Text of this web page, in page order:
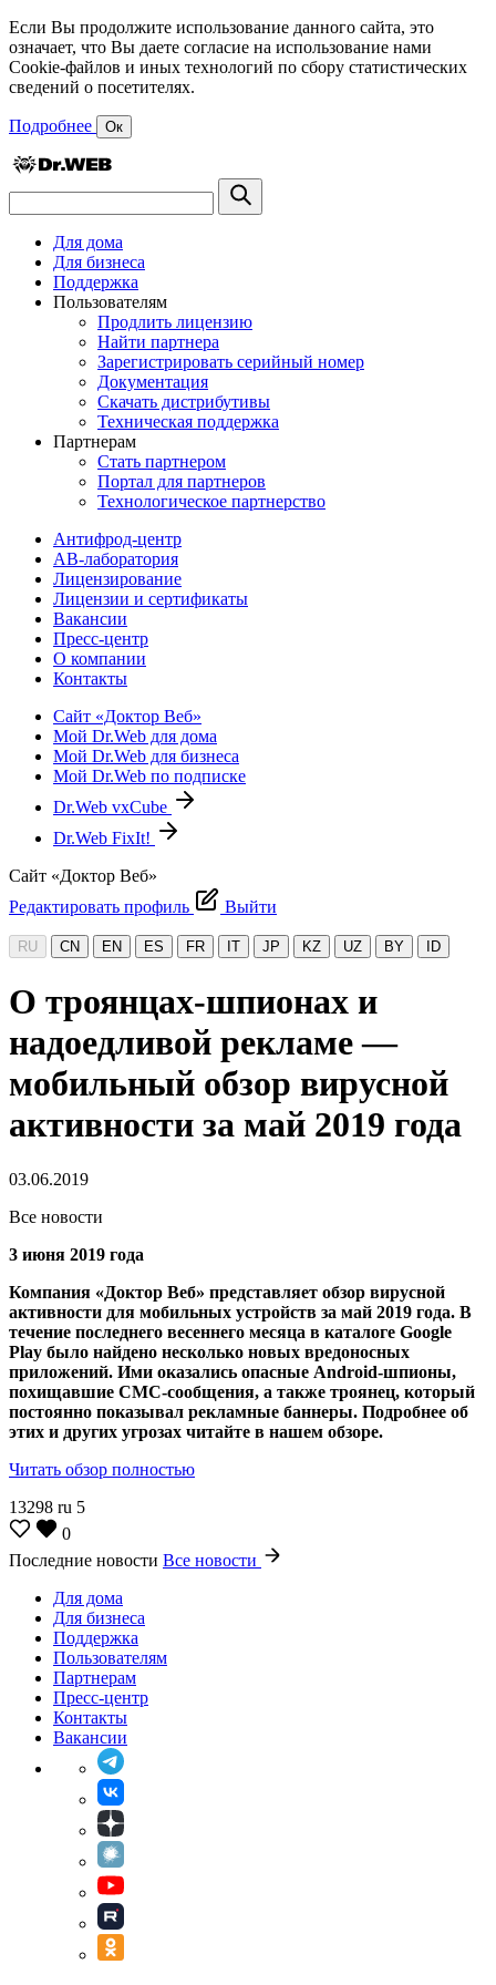
Если Вы продолжите использование данного сайта, это
означает, что Вы даете согласие на использование нами
Cookie-файлов и иных технологий по сбору статистических
сведений о посетителях.
Подробнее Ок
Для дома
Для бизнеса
Поддержка
Пользователям
Продлить лицензию
Найти партнера
Зарегистрировать серийный номер
Документация
Скачать дистрибутивы
Техническая поддержка
Партнерам
Стать партнером
Портал для партнеров
Технологическое партнерство
Антифрод-центр
АВ-лаборатория
Лицензирование
Лицензии и сертификаты
Вакансии
Пресс-центр
О компании
Контакты
Сайт «Доктор Веб»
Мой Dr.Web для дома
Мой Dr.Web для бизнеса
Мой Dr.Web по подписке
Dr.Web vxCube
Dr.Web FixIt!
Сайт «Доктор Веб»
Редактировать профиль
Выйти
RU CN EN ES FR IT JP KZ UZ BY ID
О троянцах-шпионах и
надоедливой рекламе —
мобильный обзор вирусной
активности за май 2019 года
03.06.2019
Все новости
3 июня 2019 года
Компания «Доктор Веб» представляет обзор вирусной
активности для мобильных устройств за май 2019 года. В
течение последнего весеннего месяца в каталоге Google
Play было найдено несколько новых вредоносных
приложений. Ими оказались опасные Android-шпионы,
похищавшие СМС-сообщения, а также троянец, который
постоянно показывал рекламные баннеры. Подробнее об
этих и других угрозах читайте в нашем обзоре.
Читать обзор полностью
13298 ru 5
0
Последние новости Все новости
Для дома
Для бизнеса
Поддержка
Пользователям
Партнерам
Пресс-центр
Контакты
Вакансии